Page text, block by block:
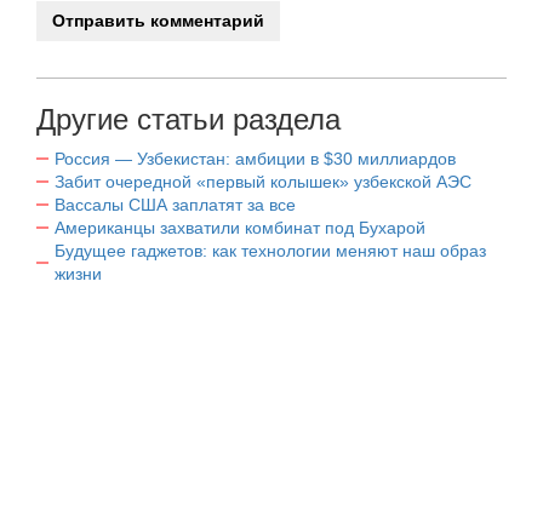
Другие статьи раздела
Россия — Узбекистан: амбиции в $30 миллиардов
Забит очередной «первый колышек» узбекской АЭС
Вассалы США заплатят за все
Американцы захватили комбинат под Бухарой
Будущее гаджетов: как технологии меняют наш образ
жизни